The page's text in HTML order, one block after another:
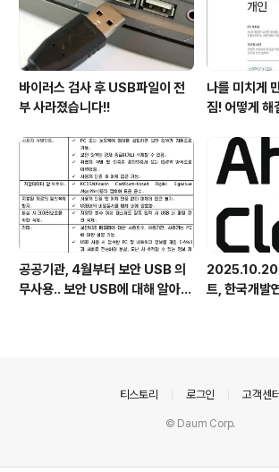
바이러스 검사 후 USB파일이 전
부 사라졌습니다!!
나를 미치게
짐! 어떻게 해
공공기관, 4월부터 보안 USB 의
무사용.. 보안 USB에 대해 알아봅
2025.10.20
트, 한국개발
티스토리 로그인 고객센터
© Daum Corp.